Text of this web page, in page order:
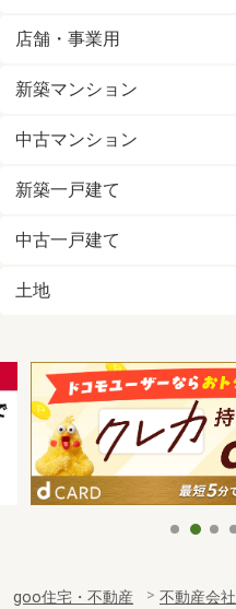
店舗・事業用
新築マンション
中古マンション
新築一戸建て
中古一戸建て
土地
goo住宅・不動産 不動産会社